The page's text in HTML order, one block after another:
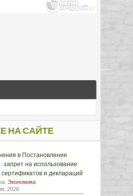
НА САЙТЕ
в Постановление
запрет на использование
сертификатов и деклараций
Экономика
2026